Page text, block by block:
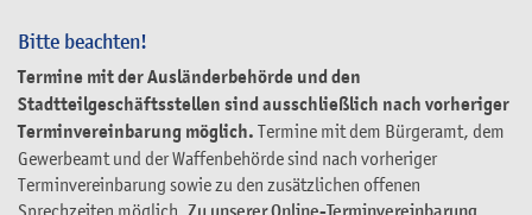
Bitte beachten!
Termine mit der Ausländerbehörde und den
Stadtteilgeschäftsstellen sind ausschließlich nach vorheriger
Terminvereinbarung möglich. Termine mit dem Bürgeramt, dem
Gewerbeamt und der Waffenbehörde sind nach vorheriger
Terminvereinbarung sowie zu den zusätzlichen offenen
Sprechzeiten möglich.